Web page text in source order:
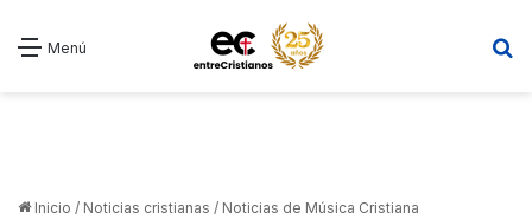
Menú
Inicio / Noticias cristianas / Noticias de Música Cristiana